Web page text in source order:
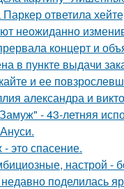
ответила
неожиданно
концерт и
в пункте выдачи
и ее
александра и
- 43-летняя
это спасение.
настрой -
поделилась